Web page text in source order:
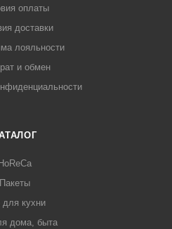
оплаты
доставки
лояльности
и обмен
HoReCa
Пакеты
для кухни
дома, быта